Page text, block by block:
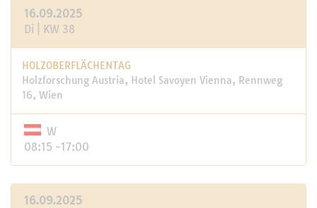
16.09.2025
Di | KW 38
HOLZOBERFLÄCHENTAG
Holzforschung Austria, Hotel Savoyen Vienna, Rennweg
16, Wien
W
08:15 -17:00
16.09.2025